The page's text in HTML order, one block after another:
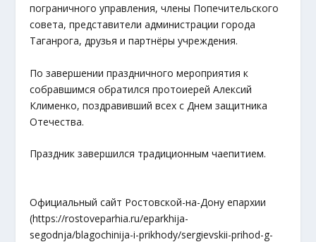
пограничного управления, члены Попечительского
совета, представители администрации города
Таганрога, друзья и партнёры учреждения.
По завершении праздничного мероприятия к
собравшимся обратился протоиерей Алексий
Клименко, поздравивший всех с Днем защитника
Отечества.
Праздник завершился традиционным чаепитием.
Официальный сайт Ростовской-на-Дону епархии
(https://rostoveparhia.ru/eparkhija-
segodnja/blagochinija-i-prikhody/sergievskii-prihod-g-